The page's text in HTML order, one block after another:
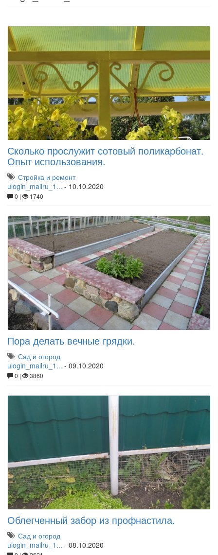
Сколько прослужит сотовый поликарбонат.
Опыт использования.
Стройка и ремонт
ulogin_mailru_1... - 10.10.2020
0 | 1740
Пора делать вечные грядки.
Сад и огород
ulogin_mailru_1... - 09.10.2020
0 | 3860
Облегченный забор из профнастила.
Сад и огород
ulogin_mailru_1... - 08.10.2020